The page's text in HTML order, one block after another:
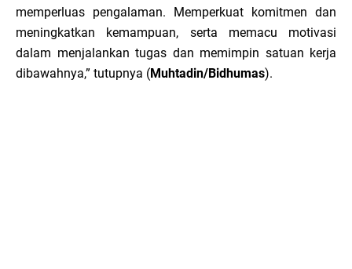
memperluas pengalaman. Memperkuat komitmen dan
meningkatkan kemampuan, serta memacu motivasi
dalam menjalankan tugas dan memimpin satuan kerja
dibawahnya,” tutupnya (Muhtadin/Bidhumas).